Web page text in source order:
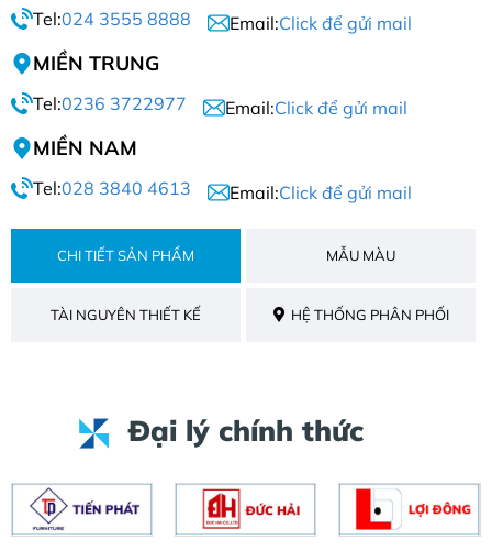
Tel:024 3555 8888 Email:Click để gửi mail
MIỀN TRUNG
Tel:0236 3722977 Email:Click để gửi mail
MIỀN NAM
Tel:028 3840 4613 Email:Click để gửi mail
CHI TIẾT SẢN PHẨM MẪU MÀU
TÀI NGUYÊN THIẾT KẾ HỆ THỐNG PHÂN PHỐI
Đại lý chính thức